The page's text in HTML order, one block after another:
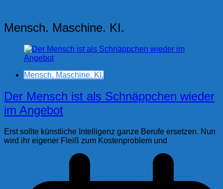
Mensch. Maschine. KI.
Mensch. Maschine. KI.
Der Mensch ist als Schnäppchen wieder
im Angebot
Erst sollte künstliche Intelligenz ganze Berufe ersetzen. Nun
wird ihr eigener Fleiß zum Kostenproblem und